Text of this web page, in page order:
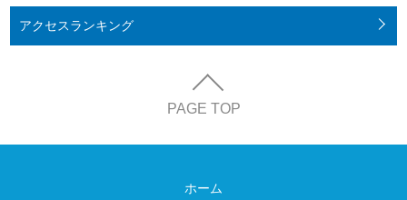
アクセスランキング
PAGE TOP
ホーム